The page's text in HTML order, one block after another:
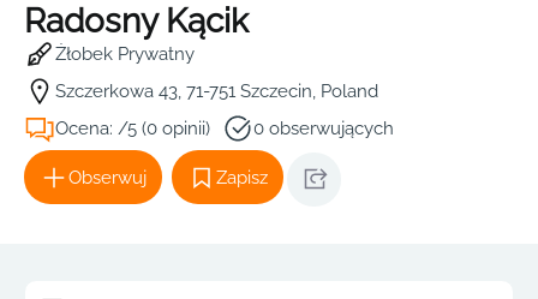
Radosny Kącik
Żłobek Prywatny
Szczerkowa 43, 71-751 Szczecin, Poland
Ocena: /5 (0 opinii)
0 obserwujących
Obserwuj Zapisz